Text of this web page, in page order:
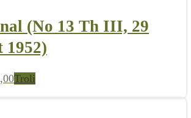
(No 13 Th III, 29
1952)
Troli